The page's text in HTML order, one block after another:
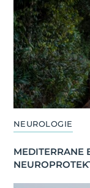
NEUROLOGIE
MEDITERRANE